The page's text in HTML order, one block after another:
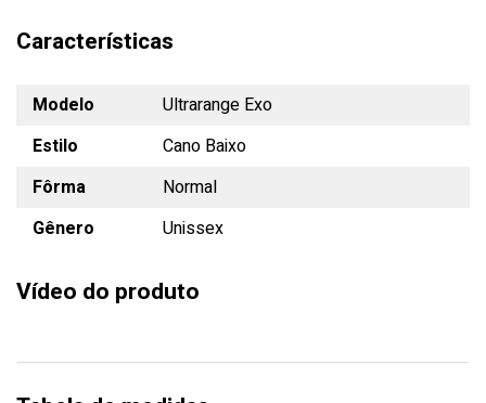
Características
Modelo
Ultrarange Exo
Estilo
Cano Baixo
Fôrma
Normal
Gênero
Unissex
Vídeo do produto